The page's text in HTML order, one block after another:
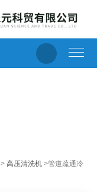
>高压清洗机 >管道疏通冷